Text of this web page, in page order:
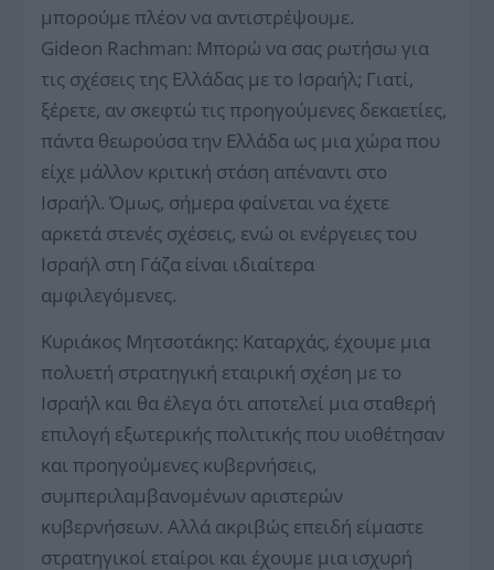
μπορούμε πλέον να αντιστρέψουμε.
Gideon Rachman: Μπορώ να σας ρωτήσω για
τις σχέσεις της Ελλάδας με το Ισραήλ; Γιατί,
ξέρετε, αν σκεφτώ τις προηγούμενες δεκαετίες,
πάντα θεωρούσα την Ελλάδα ως μια χώρα που
είχε μάλλον κριτική στάση απέναντι στο
Ισραήλ. Όμως, σήμερα φαίνεται να έχετε
αρκετά στενές σχέσεις, ενώ οι ενέργειες του
Ισραήλ στη Γάζα είναι ιδιαίτερα
αμφιλεγόμενες.
Κυριάκος Μητσοτάκης: Καταρχάς, έχουμε μια
πολυετή στρατηγική εταιρική σχέση με το
Ισραήλ και θα έλεγα ότι αποτελεί μια σταθερή
επιλογή εξωτερικής πολιτικής που υιοθέτησαν
και προηγούμενες κυβερνήσεις,
συμπεριλαμβανομένων αριστερών
κυβερνήσεων. Αλλά ακριβώς επειδή είμαστε
στρατηγικοί εταίροι και έχουμε μια ισχυρή